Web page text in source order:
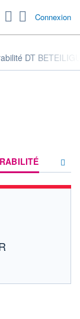
Connexion
DT